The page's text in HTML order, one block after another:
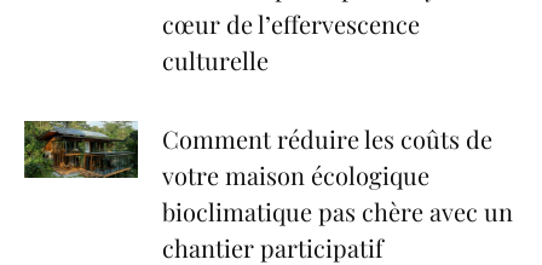
cœur de l’effervescence
culturelle
Comment réduire les coûts de
votre maison écologique
bioclimatique pas chère avec un
chantier participatif